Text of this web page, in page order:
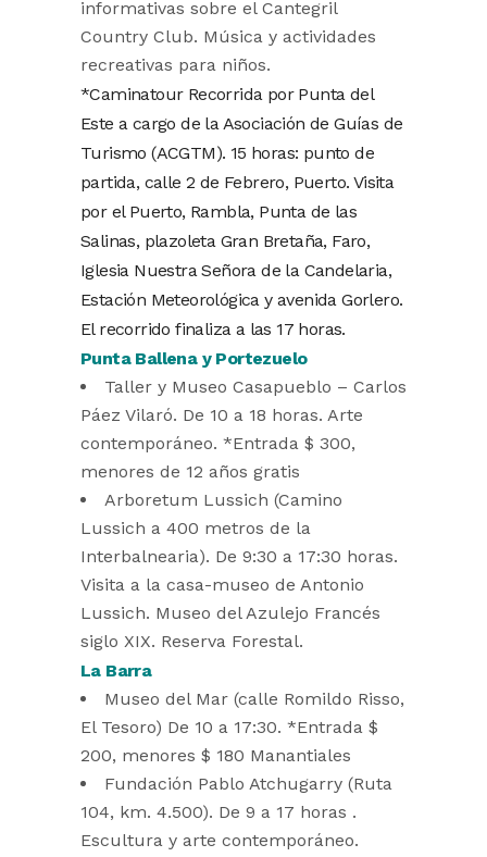
informativas sobre el Cantegril
Country Club. Música y actividades
recreativas para niños.
*Caminatour Recorrida por Punta del
Este a cargo de la Asociación de Guías de
Turismo (ACGTM). 15 horas: punto de
partida, calle 2 de Febrero, Puerto. Visita
por el Puerto, Rambla, Punta de las
Salinas, plazoleta Gran Bretaña, Faro,
Iglesia Nuestra Señora de la Candelaria,
Estación Meteorológica y avenida Gorlero.
El recorrido finaliza a las 17 horas.
Punta Ballena y Portezuelo
Taller y Museo Casapueblo – Carlos
Páez Vilaró. De 10 a 18 horas. Arte
contemporáneo. *Entrada $ 300,
menores de 12 años gratis
Arboretum Lussich (Camino
Lussich a 400 metros de la
Interbalnearia). De 9:30 a 17:30 horas.
Visita a la casa-museo de Antonio
Lussich. Museo del Azulejo Francés
siglo XIX. Reserva Forestal.
La Barra
Museo del Mar (calle Romildo Risso,
El Tesoro) De 10 a 17:30. *Entrada $
200, menores $ 180 Manantiales
Fundación Pablo Atchugarry (Ruta
104, km. 4.500). De 9 a 17 horas .
Escultura y arte contemporáneo.